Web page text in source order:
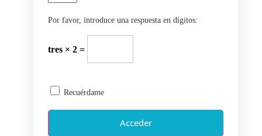
Por favor, introduce una respuesta en dígitos:
tres × 2 =
Recuérdame